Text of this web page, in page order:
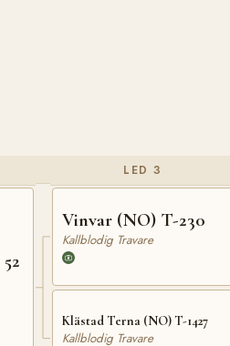
LED 3
Vinvar (NO) T-230
Kallblodig Travare
Klästad Terna (NO) T-1427
Kallblodig Travare